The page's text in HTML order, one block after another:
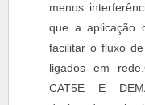
menos
que a aplicação
facilitar o fluxo
ligados em
CAT5E E